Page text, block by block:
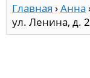
Главная ›Анна
ул. Ленина, д.